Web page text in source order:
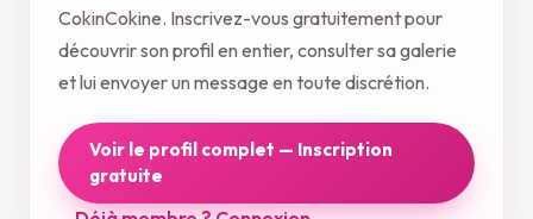
CokinCokine. Inscrivez-vous gratuitement pour
découvrir son profil en entier, consulter sa galerie
et lui envoyer un message en toute discrétion.
Voir le profil complet — Inscription
gratuite